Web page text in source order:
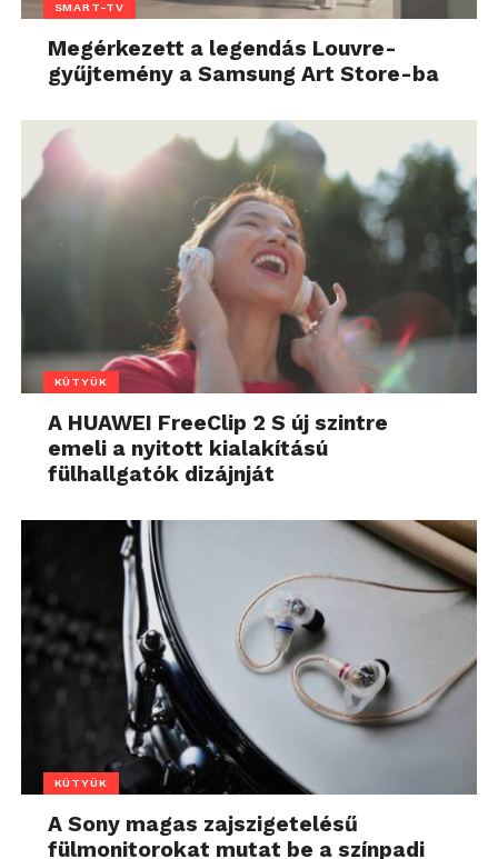
SMART-TV
Megérkezett a legendás Louvre-
gyűjtemény a Samsung Art Store-ba
KÜTYÜK
A HUAWEI FreeClip 2 S új szintre
emeli a nyitott kialakítású
fülhallgatók dizájnját
KÜTYÜK
A Sony magas zajszigetelésű
fülmonitorokat mutat be a színpadi